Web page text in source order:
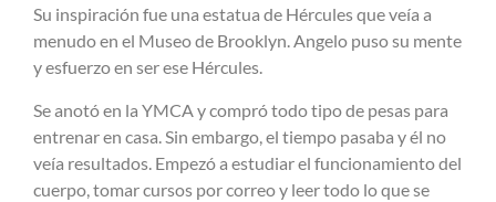
Su inspiración fue una estatua de Hércules que veía a
menudo en el Museo de Brooklyn. Angelo puso su mente
y esfuerzo en ser ese Hércules.
Se anotó en la YMCA y compró todo tipo de pesas para
entrenar en casa. Sin embargo, el tiempo pasaba y él no
veía resultados. Empezó a estudiar el funcionamiento del
cuerpo, tomar cursos por correo y leer todo lo que se